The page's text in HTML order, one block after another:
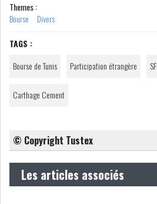
FICHES SOCIÉTÉS
ZOOM ENTREPRISE
HISTORIQUE DES ZOOMS
Themes :
Bourse
Divers
TAGS :
Bourse de Tunis
Participation étrangère
Carthage Cement
© Copyright Tustex
Les articles associés